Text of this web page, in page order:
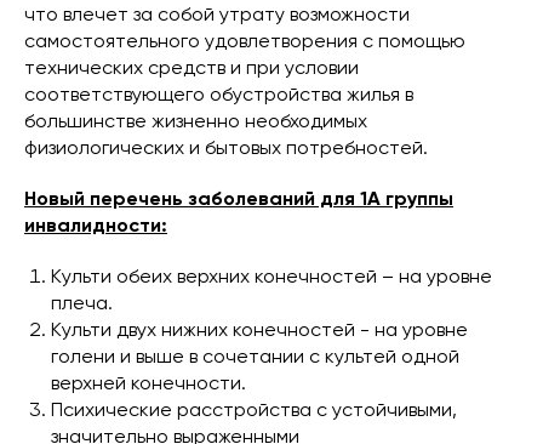
что влечет за собой утрату возможности
самостоятельного удовлетворения с помощью
технических средств и при условии
соответствующего обустройства жилья в
большинстве жизненно необходимых
физиологических и бытовых потребностей.
Новый перечень заболеваний для 1А группы
инвалидности:
Культи обеих верхних конечностей – на уровне
плеча.
Культи двух нижних конечностей - на уровне
голени и выше в сочетании с культей одной
верхней конечности.
Психические расстройства с устойчивыми,
значительно выраженными